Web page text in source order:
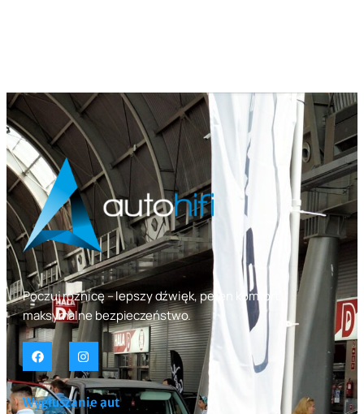
Poczuj różnicę – lepszy dźwięk, pełen komfort,
maksymalne bezpieczeństwo.
Wygłuszanie aut